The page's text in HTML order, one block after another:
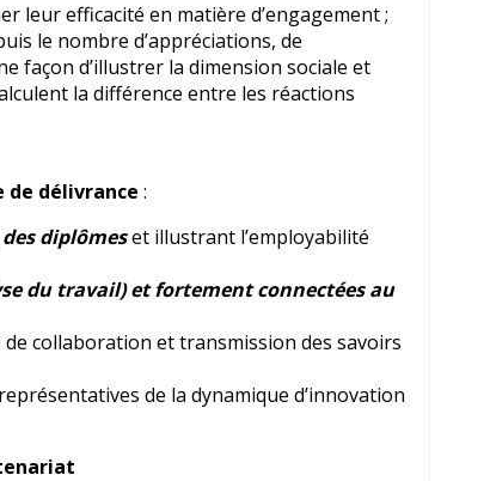
leur efficacité en matière d’engagement ;
le nombre d’appréciations, de
façon d’illustrer la dimension sociale et
la différence entre les réactions
de délivrance :
diplômeset illustrant l’employabilité
du travail) et fortement connectées au
collaboration et transmission des savoirs
de la dynamique d’innovation